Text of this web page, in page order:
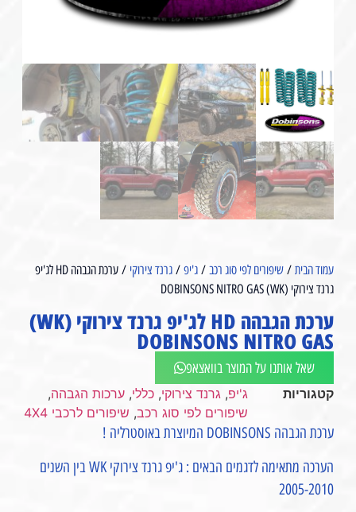
עמוד הבית/ שיפורים לפי סוג רכב/ ג'יפ/ גרנד צירוקי
/ ערכת הגבהה HD לג'יפ
גרנד צירוקי (WK) DOBINSONS NITRO GAS⁩⁩⁩⁩⁩
ערכת הגבהה HD לג'יפ גרנד צירוקי (WK)
DOBINSONS NITRO GAS⁩⁩⁩⁩⁩
שאל אותנו על המוצר בוואצאפ
קטגוריות ג'יפ, גרנד צירוקי, כללי, ערכות הגבהה,
שיפורים לפי סוג רכב, שיפורים לרכבי 4X4
ערכת הגבהה DOBINSONS המיוצרת באוסטרליה !
הערכה מתאימה לדגמים הבאים : ג'יפ גרנד צירוקי WK בין השנים
2005-2010